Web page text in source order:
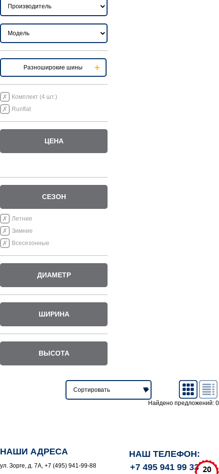
Разноширокие шины
Комплект (4 шт.)
Runflat
ЦЕНА
СЕЗОН
Летние
Зимние
Всесезонные
ДИАМЕТР
ШИРИНА
ВЫСОТА
Найдено предложений: 0
НАШИ АДРЕСА
ул. Зорге, д. 7А, +7 (495) 941-99-88
НАШ ТЕЛЕФОН:
+7 495 941 99 33